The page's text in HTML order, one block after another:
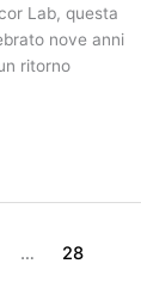
Lab, questa
nove anni
ritorno
…
28